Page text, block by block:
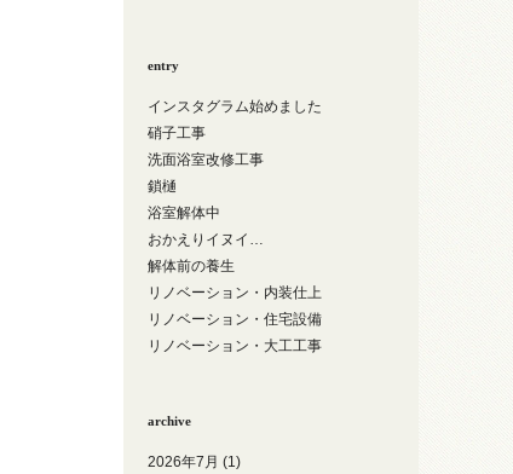
entry
インスタグラム始めました
硝子工事
洗面浴室改修工事
鎖樋
浴室解体中
おかえりイヌイ…
解体前の養生
リノベーション・内装仕上
リノベーション・住宅設備
リノベーション・大工工事
archive
2026年7月 (1)